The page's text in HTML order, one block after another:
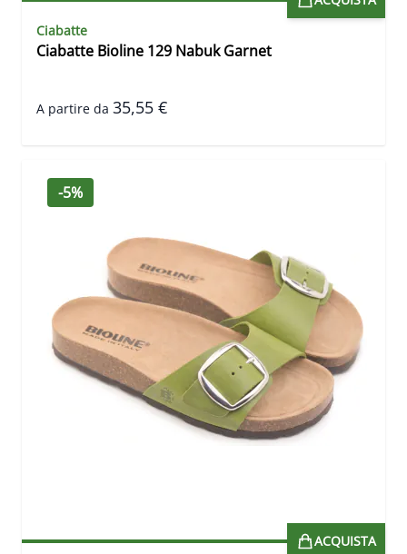
Ciabatte
Ciabatte Bioline 129 Nabuk Garnet
A partire da 35,55 €
-5%
ACQUISTA